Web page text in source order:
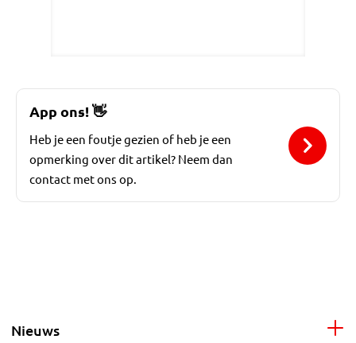
App ons!👋
Heb je een foutje gezien of heb je een
opmerking over dit artikel? Neem dan
contact met ons op.
Nieuws